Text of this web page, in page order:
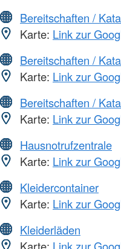
Bereitschaften /
Karte: Link zur
Bereitschaften /
Karte: Link zur
Bereitschaften /
Karte: Link zur
Hausnotrufzentrale
Karte: Link zur
Kleidercontainer
Karte: Link zur
Kleiderläden
Karte: Link zur